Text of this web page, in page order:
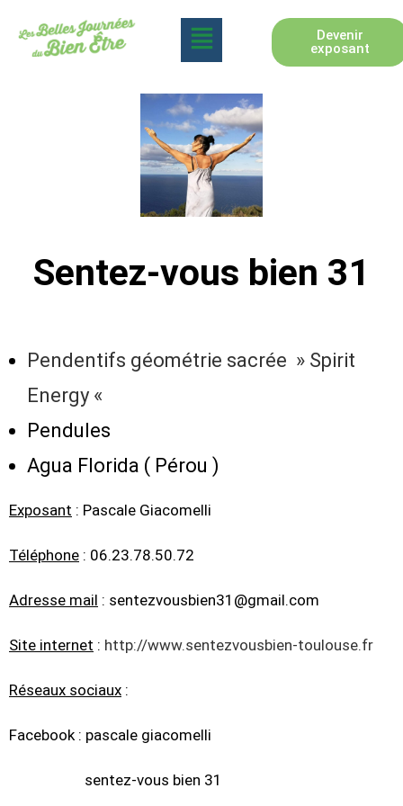
Devenir
exposant
Sentez-vous bien 31
Pendentifs géométrie sacrée » Spirit
Energy «
Pendules
Agua Florida ( Pérou )
Exposant : Pascale Giacomelli
Téléphone : 06.23.78.50.72
Adresse mail : sentezvousbien31@gmail.com
Site internet : http://www.sentezvousbien-toulouse.fr
Réseaux sociaux :
Facebook : pascale giacomelli
sentez-vous bien 31